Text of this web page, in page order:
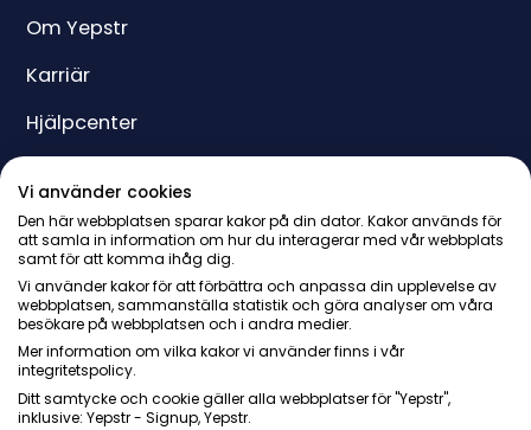
Om Yepstr
Karriär
Hjälpcenter
Pris
Presentkort
Vi använder cookies
Den här webbplatsen sparar kakor på din dator. Kakor används för
att samla in information om hur du interagerar med vår webbplats
samt för att komma ihåg dig.
Vi använder kakor för att förbättra och anpassa din upplevelse av
webbplatsen, sammanställa statistik och göra analyser om våra
besökare på webbplatsen och i andra medier.
Mer information om vilka kakor vi använder finns i vår
integritetspolicy.
Ditt samtycke och cookie gäller alla webbplatser för "Yepstr",
inklusive: Yepstr - Signup, Yepstr.